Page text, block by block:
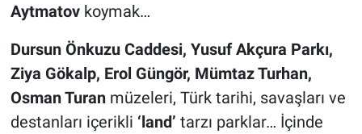
Aytmatovkoymak…
Dursun Önkuzu Caddesi, Yusuf Akçura Parkı,
Ziya Gökalp, Erol Güngör, Mümtaz Turhan,
Osman Turanmüzeleri, Türk tarihi, savaşları ve
destanları içerikli ‘land’ tarzı parklar… İçinde